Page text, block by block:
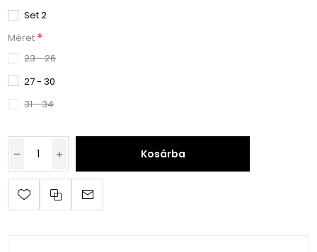
Set 2
Méret *
23 - 26
27 - 30
31 - 34
Kosárba